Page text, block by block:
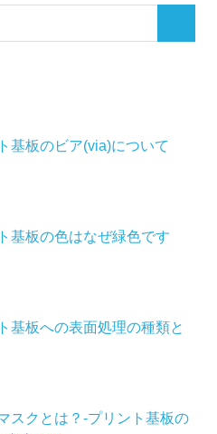
基板のビア(via)について
基板の色はなぜ緑色です
基板への表面処理の種類と
スクとは？-プリント基板の